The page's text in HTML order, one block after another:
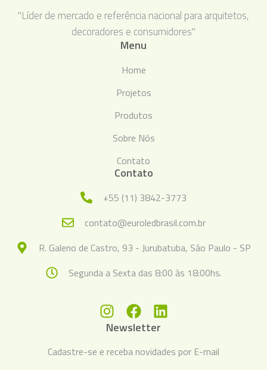
"Líder de mercado e referência nacional para arquitetos,
decoradores e consumidores"
Menu
Home
Projetos
Produtos
Sobre Nós
Contato
Contato
+55 (11) 3842-3773
contato@euroledbrasil.com.br
R. Galeno de Castro, 93 - Jurubatuba, São Paulo - SP
Segunda a Sexta das 8:00 às 18:00hs.
Newsletter
Cadastre-se e receba novidades por E-mail